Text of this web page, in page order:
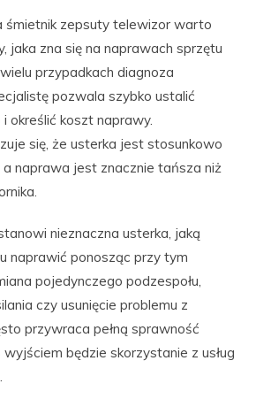
śmietnik zepsuty telewizor warto
jaka zna się na naprawach sprzętu
przypadkach diagnoza
pozwala szybko ustalić
określić koszt naprawy.
się, że usterka jest stosunkowo
a naprawa jest znacznie tańsza niż
nieznaczna usterka, jaką
naprawić ponosząc przy tym
pojedynczego podzespołu,
czy usunięcie problemu z
przywraca pełną sprawność
będzie skorzystanie z usług